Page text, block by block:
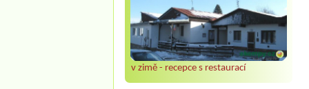
v zimě - recepce s restaurací